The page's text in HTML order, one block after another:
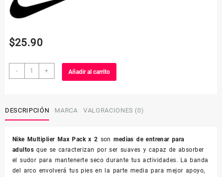
$25.90
-
NIKE
MULTIPLIER
X
2
cantidad
+ Añadir al carrito
DESCRIPCIÓN MARCA VALORACIONES (0)
Nike Multiplier Max Pack x 2 sonmedias de entrenar para
adultos que se caracterizan por ser suaves y capaz de absorber
el sudor para mantenerte seco durante tus actividades. La banda
del arco envolverá tus pies en la parte media para mejor apoyo,